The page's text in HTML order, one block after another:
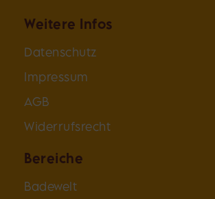
Weitere Infos
Datenschutz
Impressum
AGB
Widerrufsrecht
Bereiche
Badewelt